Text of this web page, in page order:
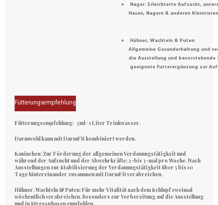
Nager: Erleichterte Aufzucht,
Hasen, Nagern & anderen
Hühner, Wachteln & Puten:
Allgemeine Gesunderhaltung und
die Ausstellung und bevorstehende
geeignete Futterergänzung zur
Fütterungsempfehlung
Fütterungsempfehlung: 3ml / 1 Liter Trinkwasser.
Darmwohl kann mit DarmFit kombiniert werden.
Kaninchen: Zur Förderung der allgemeinen Verdauungstätigkeit und
während der Aufzucht und der Abwehrkräfte: 2-bis 3-mal pro Woche. Nach
Ausstellungen zur Stabilisierung der Verdauungstätigkeit über 5 bis 10
Tage hintereinander zusammen mit DarmFit verabreichen.
Hühner, Wachteln & Puten:Für mehr Vitalität nach dem Schlupf zweimal
wöchentlich verabreichen. Besonders zur Vorbereitung auf die Ausstellung
und in Stressphasen empfohlen.